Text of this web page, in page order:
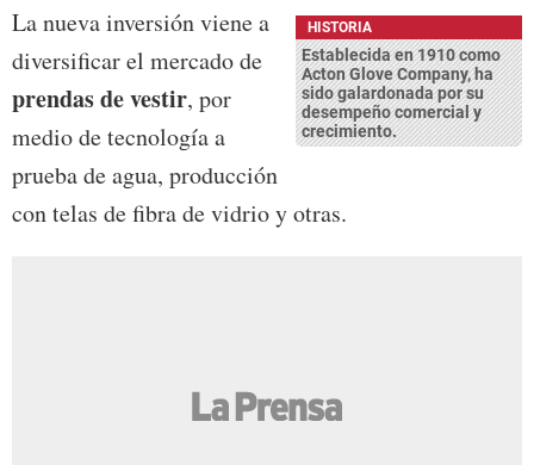
HISTORIA
Establecida en 1910 como
Acton Glove Company, ha
sido galardonada por su
desempeño comercial y
crecimiento.
La nueva inversión viene a
diversificar el mercado de
prendas de vestir, por
medio de tecnología a
prueba de agua, producción
con telas de fibra de vidrio y otras.